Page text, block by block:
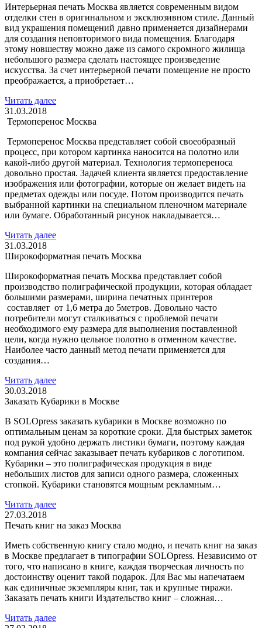
Интерьерная печать Москва является современным видом
отделки стен в оригинальном и эксклюзивном стиле. Данный
вид украшения помещений давно применяется дизайнерами
для создания неповторимого вида помещения. Благодаря
этому новшеству можно даже из самого скромного жилища
небольшого размера сделать настоящее произведение
искусства. За счет интерьерной печати помещение не просто
преображается, а приобретает…
Читать далее
31.03.2018
Термоперенос Москва
Термоперенос Москва представляет собой своеобразный
процесс, при котором картинка наносится на полотно или
какой-либо другой материал. Технология термопереноса
довольно простая. Задачей клиента является предоставление
изображения или фотографии, которые он желает видеть на
предметах одежды или посуде. Потом производится печать
выбранной картинки на специальном пленочном материале
или бумаге. Обработанный рисунок накладывается…
Читать далее
31.03.2018
Широкоформатная печать Москва
Широкоформатная печать Москва представляет собой
производство полиграфической продукции, которая обладает
большими размерами, ширина печатных принтеров
составляет от 1,6 метра до 5метров. Довольно часто
потребители могут сталкиваться с проблемой печати
необходимого ему размера для выполнения поставленной
цели, когда нужно цельное полотно в отменном качестве.
Наиболее часто данный метод печати применяется для
создания…
Читать далее
30.03.2018
Заказать Кубарики в Москве
В SOLOpress заказать кубарики в Москве возможно по
оптимальным ценам за короткие сроки. Для быстрых заметок
под рукой удобно держать листики бумаги, поэтому каждая
компания сейчас заказывает печать кубариков с логотипом.
Кубарики – это полиграфическая продукция в виде
небольших листов для записи одного размера, сложенных
стопкой. Кубарики становятся мощным рекламным…
Читать далее
27.03.2018
Печать книг на заказ Москва
Иметь собственную книгу стало модно, и печать книг на заказ
в Москве предлагает в типографии SOLOpress. Независимо от
того, что написано в книге, каждая творческая личность по
достоинству оценит такой подарок. Для Вас мы напечатаем
как единичные экземпляры книг, так и крупные тиражи.
Заказать печать книги Издательство книг – сложная…
Читать далее